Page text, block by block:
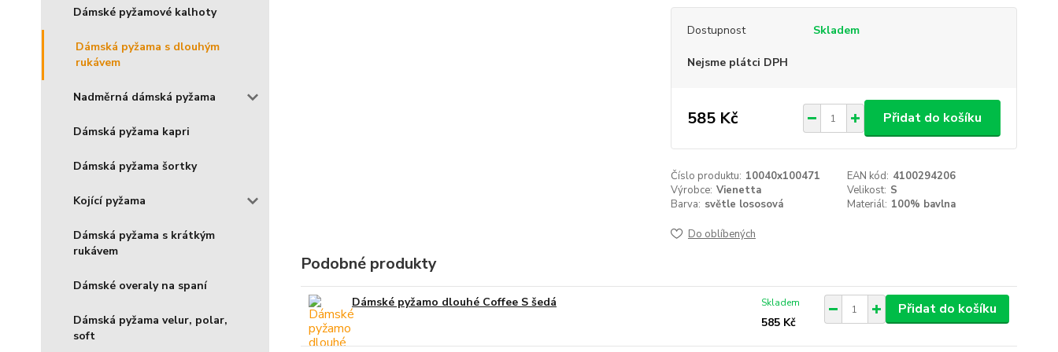
Dámské pyžamové kalhoty
Dámská pyžama s dlouhým
rukávem
Nadměrná dámská pyžama
Dámská pyžama kapri
Dámská pyžama šortky
Kojící pyžama
Dámská pyžama s krátkým
rukávem
Dámské overaly na spaní
Dámská pyžama velur, polar,
soft
Dostupnost Skladem
Nejsme plátci DPH
585 Kč Přidat do košíku
Číslo produktu: 10040x100471 EAN kód: 4100294206
Výrobce: Vienetta Velikost: S
Barva: světle lososová Materiál: 100% bavlna
Do oblíbených
Podobné produkty
Dámské pyžamo dlouhé Coffee S šedá
585 Kč
Skladem Přidat do košíku